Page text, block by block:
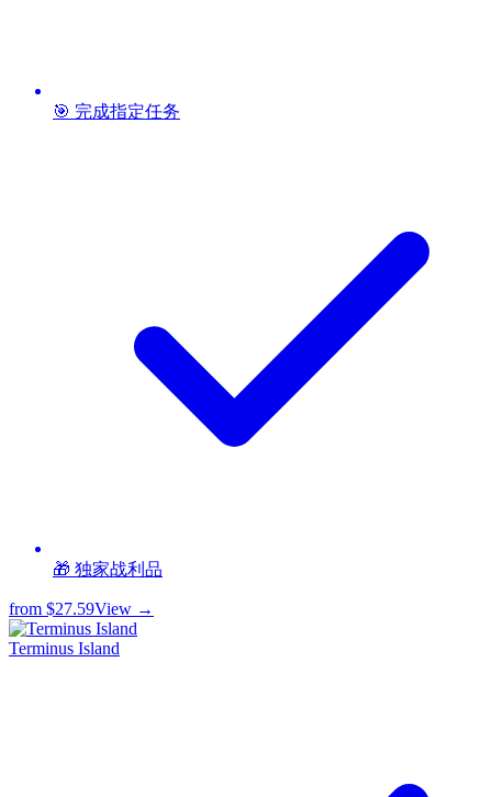
🎯 完成指定任务
🎁 独家战利品
from $27.59View →
Terminus Island